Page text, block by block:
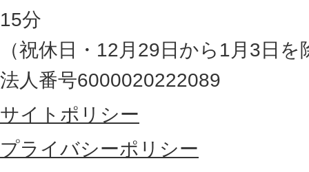
県
の
最
東
部
に
15分
（祝休日・12月29日から1月3日を
法人番号6000020222089
サイトポリシー
プライバシーポリシー